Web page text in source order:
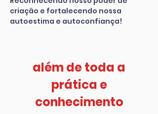
criação e fortalecendo nossa
autoestima e autoconfiança!
além de toda a
prática e
conhecimento